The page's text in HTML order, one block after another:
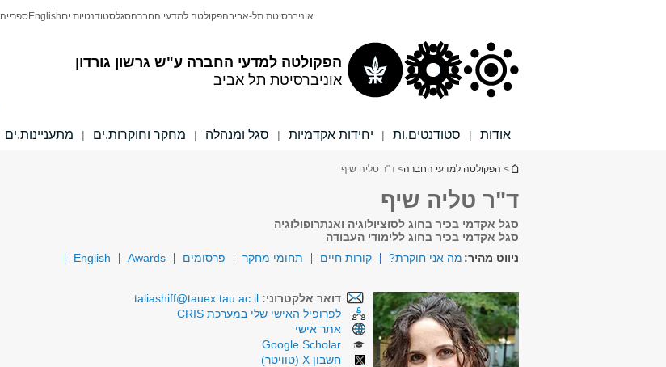
הפקולטה למדעי החברה ע"ש גרשון גורדון
אוניברסיטת תל אביב
אוניברסיטת תל-אביבהפקולטה למדעי החברהסגלסטודנטיות.יםEnglishספרייה
אודות | סטודנטים.ות | יחידות אקדמיות | סגל ומנהלה | מחקר וחוקרות.ים | מתעניינות.ים
הינך נמצא כאן
> הפקולטה למדעי החברה> ד"ר טליה שיף
ד"ר טליה שיף
סגל אקדמי בכיר בחוג לסוציולוגיה ואנתרופולוגיה
סגל אקדמי בכיר בחוג ללימודי העבודה
ניווט מהיר: מה אני חוקרת? קורות חיים תחומי מחקר פרסומים Awards
English
דואר אלקטרוני: taliashiff@tauex.tau.ac.il
לפרופיל האישי שלי במערכת CRIS
אתר אישי
Google Scholar
חשבון X (טוויטר)